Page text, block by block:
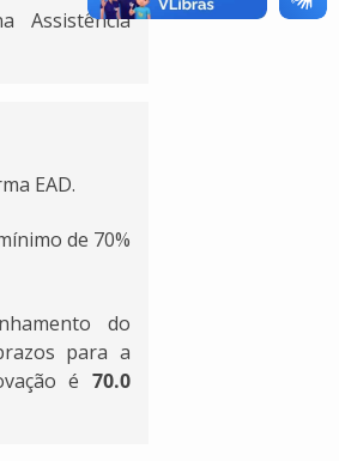
Assistência
EAD.
de 70%
do
para a
é70.0